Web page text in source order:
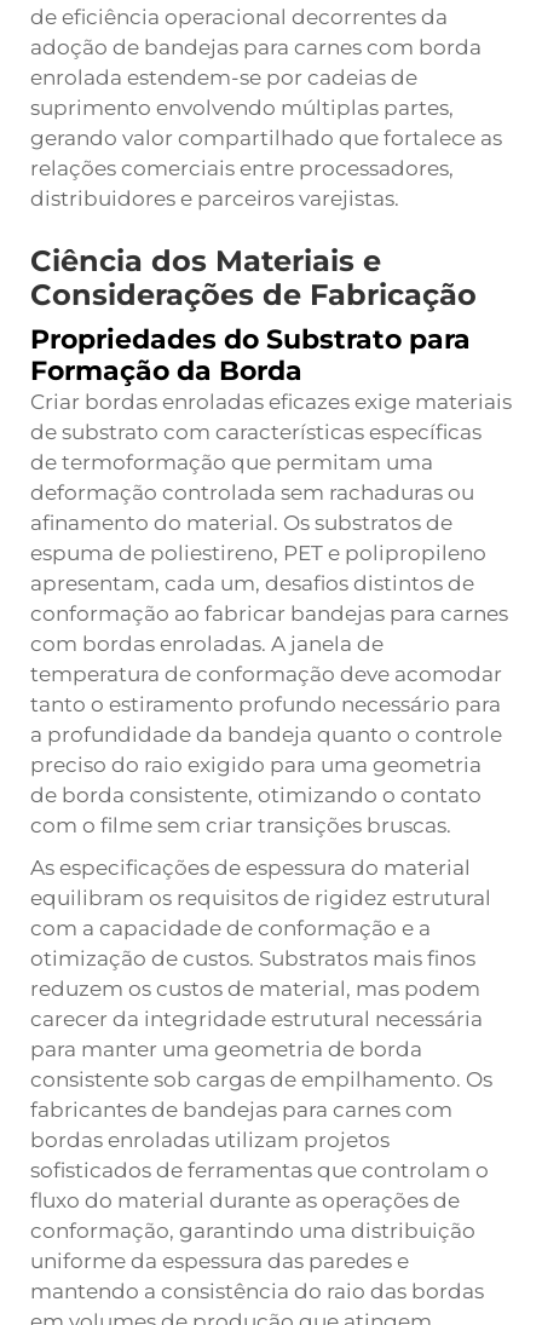
de eficiência operacional decorrentes da
adoção de bandejas para carnes com borda
enrolada estendem-se por cadeias de
suprimento envolvendo múltiplas partes,
gerando valor compartilhado que fortalece as
relações comerciais entre processadores,
distribuidores e parceiros varejistas.
Ciência dos Materiais e
Considerações de Fabricação
Propriedades do Substrato para
Formação da Borda
Criar bordas enroladas eficazes exige materiais
de substrato com características específicas
de termoformação que permitam uma
deformação controlada sem rachaduras ou
afinamento do material. Os substratos de
espuma de poliestireno, PET e polipropileno
apresentam, cada um, desafios distintos de
conformação ao fabricar bandejas para carnes
com bordas enroladas. A janela de
temperatura de conformação deve acomodar
tanto o estiramento profundo necessário para
a profundidade da bandeja quanto o controle
preciso do raio exigido para uma geometria
de borda consistente, otimizando o contato
com o filme sem criar transições bruscas.
As especificações de espessura do material
equilibram os requisitos de rigidez estrutural
com a capacidade de conformação e a
otimização de custos. Substratos mais finos
reduzem os custos de material, mas podem
carecer da integridade estrutural necessária
para manter uma geometria de borda
consistente sob cargas de empilhamento. Os
fabricantes de bandejas para carnes com
bordas enroladas utilizam projetos
sofisticados de ferramentas que controlam o
fluxo do material durante as operações de
conformação, garantindo uma distribuição
uniforme da espessura das paredes e
mantendo a consistência do raio das bordas